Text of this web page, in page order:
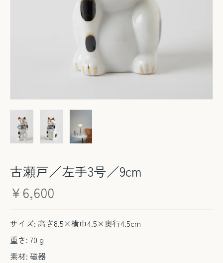
古瀬戸／左手3号／9cm
¥6,600
サイズ: 高さ8.5×横巾4.5×奥行4.5cm
重さ: 70ｇ
素材: 磁器